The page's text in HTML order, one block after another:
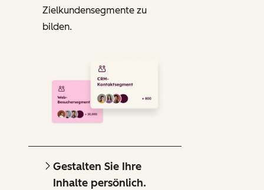
Zielkundensegmente zu
bilden.
Gestalten Sie Ihre
Inhalte persönlich.